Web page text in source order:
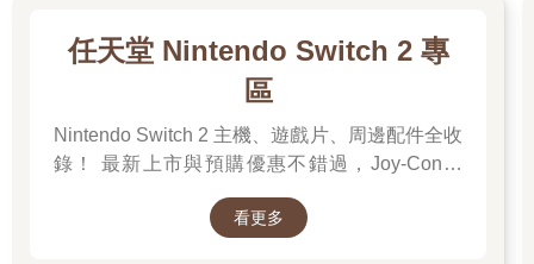
任天堂 Nintendo Switch 2 專
區
Nintendo Switch 2 主機、遊戲片、周邊配件全收
錄！ 最新上市與預購優惠不錯過，Joy-Con、
看更多